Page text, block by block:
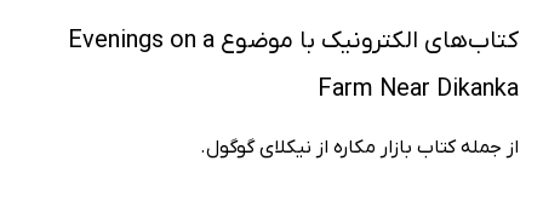
کتاب‌های الکترونیک با موضوع Evenings on a
Farm Near Dikanka
از جمله کتاب بازار مکاره از نیکلای گوگول.